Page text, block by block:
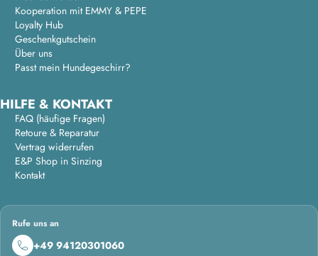
Kooperation mit EMMY & PEPE
Loyalty Hub
Geschenkgutschein
Über uns
Passt mein Hundegeschirr?
HILFE & KONTAKT
FAQ (häufige Fragen)
Retoure & Reparatur
Vertrag widerrufen
E&P Shop in Sinzing
Kontakt
Rufe uns an
+49 94120301060